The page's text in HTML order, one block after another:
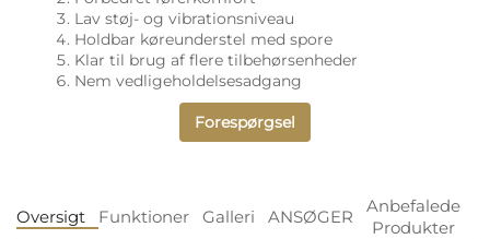
Lav støj- og vibrationsniveau
Holdbar køreunderstel med spore
Klar til brug af flere tilbehørsenheder
Nem vedligeholdelsesadgang
Forespørgsel
Oversigt Funktioner Galleri ANSØGER
Anbefalede
Produkter